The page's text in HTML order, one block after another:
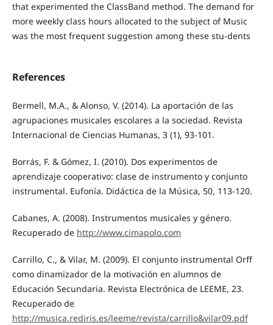
that experimented the ClassBand method. The demand for
more weekly class hours allocated to the subject of Music
was the most frequent suggestion among these stu-dents
References
Bermell, M.A., & Alonso, V. (2014). La aportación de las
agrupaciones musicales escolares a la sociedad. Revista
Internacional de Ciencias Humanas, 3 (1), 93-101.
Borrás, F. & Gómez, I. (2010). Dos experimentos de
aprendizaje cooperativo: clase de instrumento y conjunto
instrumental. Eufonía. Didáctica de la Música, 50, 113-120.
Cabanes, A. (2008). Instrumentos musicales y género.
Recuperado de http://www.cimapolo.com
Carrillo, C., & Vilar, M. (2009). El conjunto instrumental Orff
como dinamizador de la motivación en alumnos de
Educación Secundaria. Revista Electrónica de LEEME, 23.
Recuperado de
http://musica.rediris.es/leeme/revista/carrillo&vilar09.pdf